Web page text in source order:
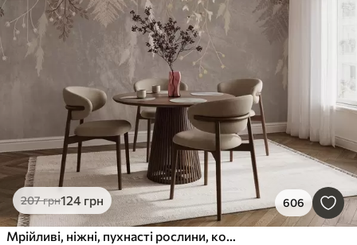
207грн124 грн 606
Мрійливі, ніжні, пухнасті рослини, колоски та квіти в коричневих пастельних тонах на туманному, фактурному тлі